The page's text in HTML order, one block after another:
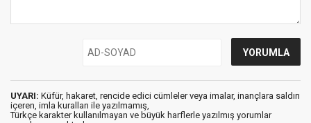
UYARI: Küfür, hakaret, rencide edici cümleler veya imalar, inançlara saldırı
içeren, imla kuralları ile yazılmamış,
Türkçe karakter kullanılmayan ve büyük harflerle yazılmış yorumlar